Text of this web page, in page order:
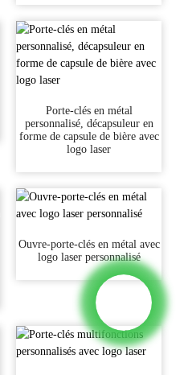
Porte-clés en métal
personnalisé, décapsuleur en
forme de capsule de bière avec
logo laser
Ouvre-porte-clés en métal avec
logo laser personnalisé